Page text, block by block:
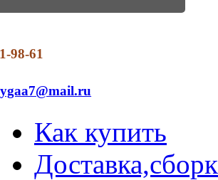
98-61
Как купить